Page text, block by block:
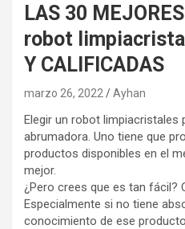
LAS 30
robot
Y CALIFICADAS
marzo 26, 2022 Ayhan
Elegir un robot
abrumadora. Uno tiene que
productos disponibles en el
mejor.
¿Pero crees que es tan fácil?
Especialmente si no tiene
conocimiento de ese